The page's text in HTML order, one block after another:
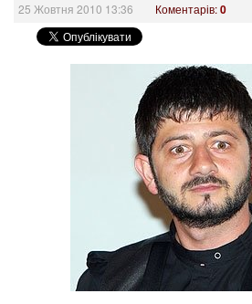
25 Жовтня 2010 13:36 Коментарів:0